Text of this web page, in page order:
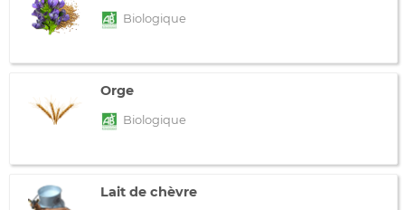
Biologique
Orge
Biologique
Lait de chèvre